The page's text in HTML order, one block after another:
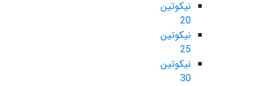
نیکوتین
20
نیکوتین
25
نیکوتین
30